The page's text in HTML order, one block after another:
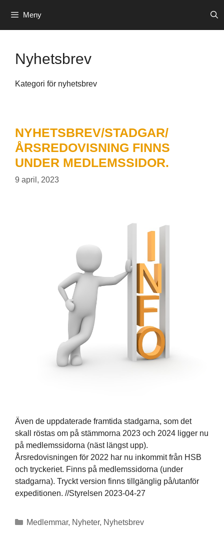
innehåll
Meny
Nyhetsbrev
Kategori för nyhetsbrev
NYHETSBREV/STADGAR/
ÅRSREDOVISNING FINNS
UNDER MEDLEMSSIDOR.
9 april, 2023
Även de uppdaterade framtida stadgarna, som det
skall röstas om på stämmorna 2023 och 2024 ligger nu
på medlemssidorna (näst längst upp).
Årsredovisningen för 2022 har nu inkommit från HSB
och tryckeriet. Finns på medlemssidorna (under
stadgarna). Tryckt version finns tillgänglig på/utanför
expeditionen. //Styrelsen 2023-04-27
Kategorier
Medlemmar, Nyheter, Nyhetsbrev